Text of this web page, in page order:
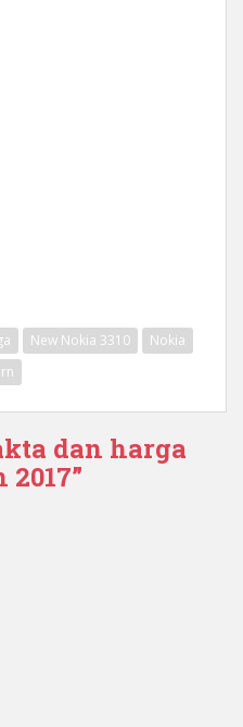
New Nokia 3310
Nokia
dan harga